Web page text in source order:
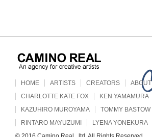
HOME ARTISTS CREATORS ABOUT
CHARLOTTE KATE FOX
KEN YAMAMURA
KAZUHIRO MUROYAMA
TOMMY BASTOW
RINTARO MAYUZUMI
LYENA YONEKURA